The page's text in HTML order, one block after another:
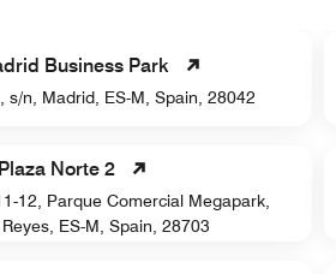
Business Park
s/n, Madrid, ES-M, Spain, 28042
Norte 2
12, Parque Comercial Megapark,
ES-M, Spain, 28703